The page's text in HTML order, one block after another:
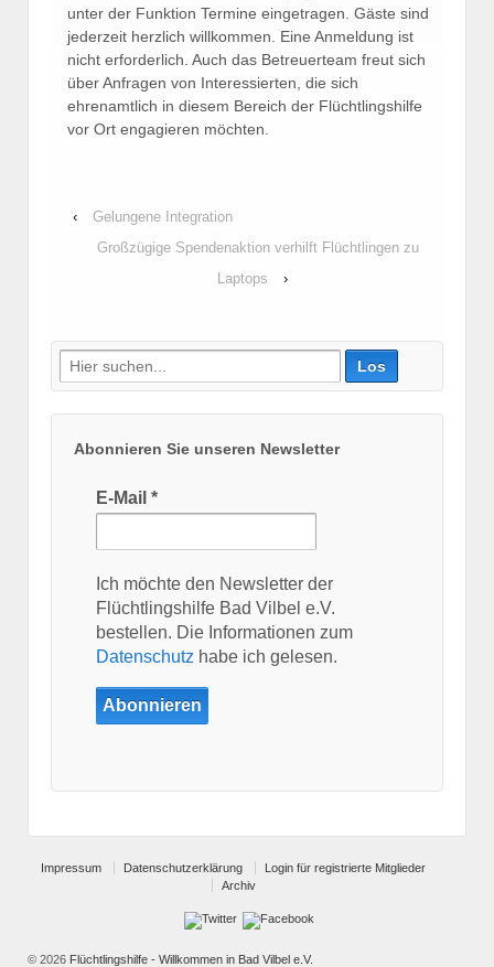
unter der Funktion Termine eingetragen. Gäste sind
jederzeit herzlich willkommen. Eine Anmeldung ist
nicht erforderlich. Auch das Betreuerteam freut sich
über Anfragen von Interessierten, die sich
ehrenamtlich in diesem Bereich der Flüchtlingshilfe
vor Ort engagieren möchten.
‹
Gelungene Integration
Großzügige Spendenaktion verhilft Flüchtlingen zu
Laptops
›
Suche
nach:
Abonnieren Sie unseren Newsletter
E-Mail *
Ich möchte den Newsletter der
Flüchtlingshilfe Bad Vilbel e.V.
bestellen. Die Informationen zum
Datenschutz habe ich gelesen.
Impressum Datenschutzerklärung
Login für registrierte Mitglieder
Archiv
© 2026 Flüchtlingshilfe - Willkommen in Bad Vilbel e.V.